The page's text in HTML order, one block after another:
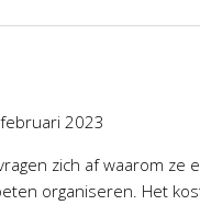
2023
zich af waarom ze
organiseren. Het